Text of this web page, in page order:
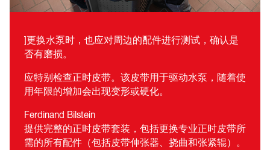
]更换水泵时，也应对周边的配件进行测试，确认是
否有磨损。
应特别检查正时皮带。该皮带用于驱动水泵，随着使
用年限的增加会出现变形或硬化。
Ferdinand Bilstein
提供完整的正时皮带套装，包括更换专业正时皮带所
需的所有配件（包括皮带伸张器、挠曲和张紧辊）。